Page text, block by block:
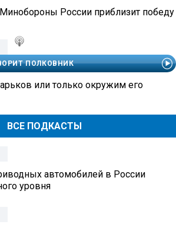
ВСЕ ПОДКАСТЫ
России приблизит победу
ПОЛКОВНИК
или только окружим его
автомобилей в России
уровня